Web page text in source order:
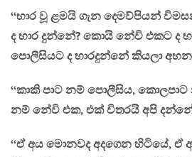
‘‘භාර වූ ළමයි ගැන දෙමව්පියන්
ද භාර දුන්නේ? කොයි නේවි එකට ද
පොලීසියට ද භාරදුන්නේ කියලා
‘‘කාකි පාට නම් පොලීසිය, කොලපාට
නම් නේවි එක, එක් විතරයි අපි
‘‘ඒ අය මොනවද අදගෙන හිටියේ, ඒ